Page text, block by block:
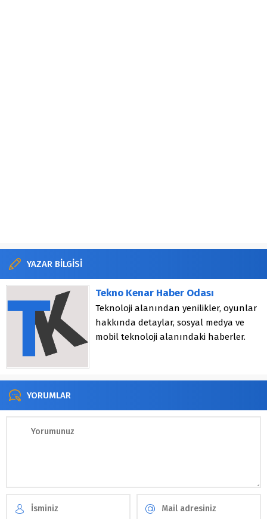
YAZAR BİLGİSİ
Tekno Kenar Haber Odası
Teknoloji alanından yenilikler, oyunlar
hakkında detaylar, sosyal medya ve
mobil teknoloji alanındaki haberler.
YORUMLAR